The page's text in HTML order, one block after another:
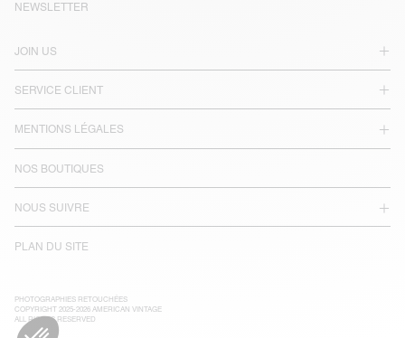
JOIN US
SERVICE CLIENT
MENTIONS LÉGALES
NOS BOUTIQUES
NOUS SUIVRE
PLAN DU SITE
NEWSLETTER
PHOTOGRAPHIES RETOUCHÉES
COPYRIGHT 2025-2026 AMERICAN VINTAGE
ALL RIGHTS RESERVED